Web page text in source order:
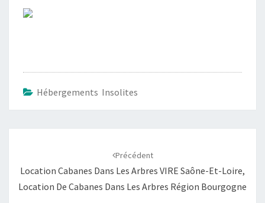
Hébergements Insolites
Précédent
Location Cabanes Dans Les Arbres VIRE Saône-Et-Loire,
Location De Cabanes Dans Les Arbres Région Bourgogne